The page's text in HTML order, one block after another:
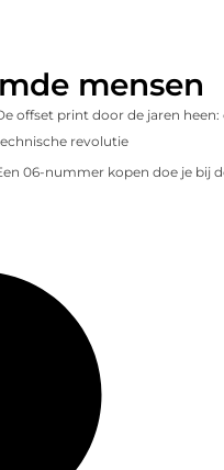
mensen
offset print door de jaren heen:
revolutie
06-nummer kopen doe je bij